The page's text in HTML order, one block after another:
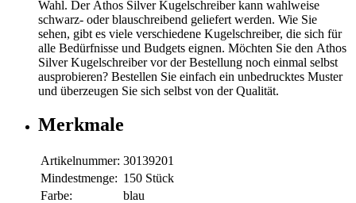
Wahl. Der Athos Silver Kugelschreiber kann wahlweise
schwarz- oder blauschreibend geliefert werden. Wie Sie
sehen, gibt es viele verschiedene Kugelschreiber, die sich für
alle Bedürfnisse und Budgets eignen. Möchten Sie den Athos
Silver Kugelschreiber vor der Bestellung noch einmal selbst
ausprobieren? Bestellen Sie einfach ein unbedrucktes Muster
und überzeugen Sie sich selbst von der Qualität.
Merkmale
Artikelnummer: 30139201
Mindestmenge: 150 Stück
Farbe:
blau